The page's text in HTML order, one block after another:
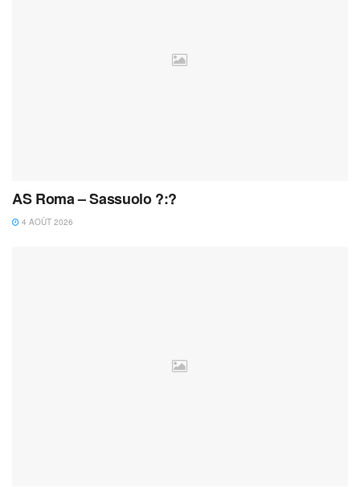
AS Roma – Sassuolo ?:?
4 AOÛT 2026